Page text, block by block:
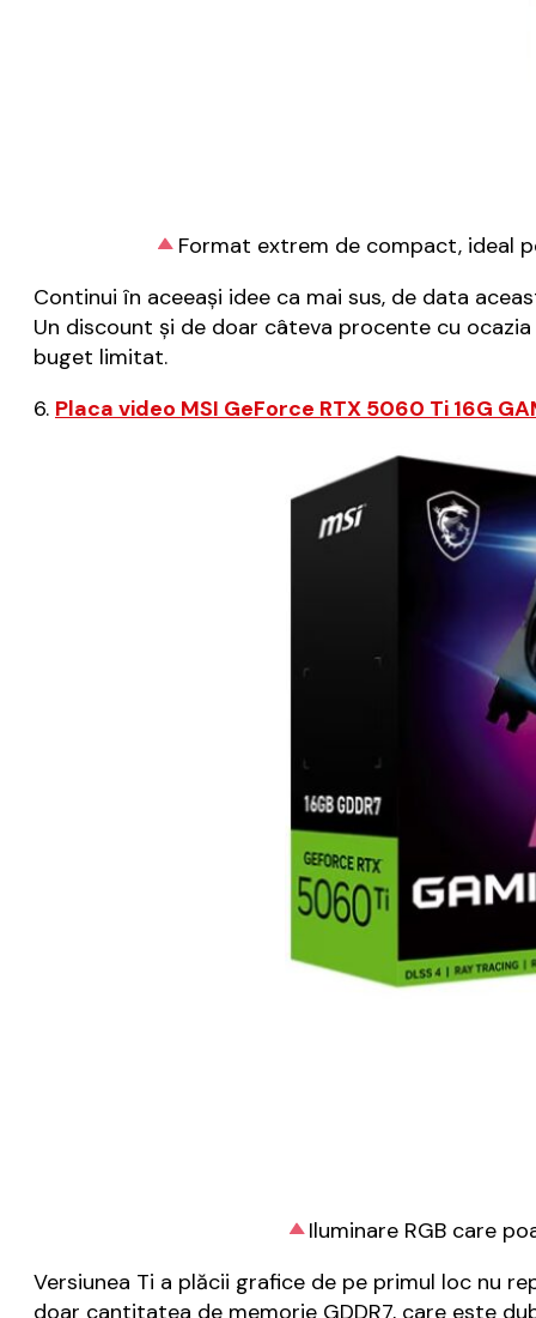
Format extrem de compact, ideal
Continui în aceeași idee ca mai sus, de data
Un discount și de doar câteva procente cu
buget limitat.
6. Placa video MSI GeForce RTX 5060 Ti 16G
Iluminare RGB care
Versiunea Ti a plăcii grafice de pe primul loc nu